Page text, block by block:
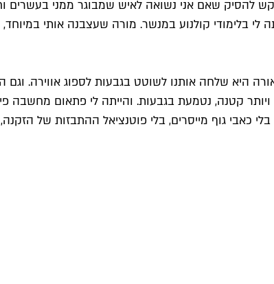
להסיק שאם אני נשואה לאיש שמבוגר ממני בעשרים
בלימודי קולנוע במנשר. מורה שעצבנה אותי
היא שלחה אותנו לשוטט בגבעות לספוג אווירה.
קטנה, נטמעת בגבעות. והייתה לי פתאום מחשבה
כאבי גוף מייסרים, בלי פוטנציאל ההתבזות של